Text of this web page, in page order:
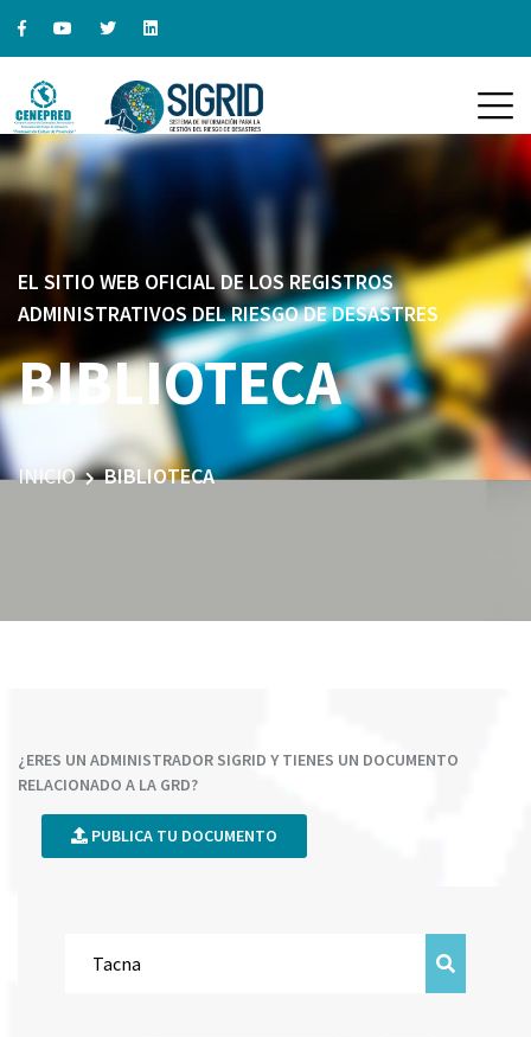
EL SITIO WEB OFICIAL DE LOS REGISTROS
ADMINISTRATIVOS DEL RIESGO DE DESASTRES
BIBLIOTECA
INICIO BIBLIOTECA
¿ERES UN ADMINISTRADOR SIGRID Y TIENES UN DOCUMENTO
RELACIONADO A LA GRD?
PUBLICA TU DOCUMENTO